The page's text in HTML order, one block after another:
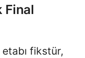
Final
fikstür,